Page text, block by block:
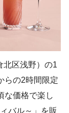
北区浅野）の1
らの2時間限定
な価格で楽し
バル～」を販